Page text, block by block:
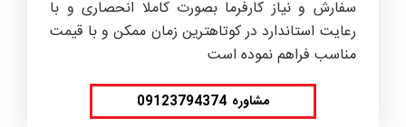
سفارش و نیاز کارفرما بصورت کاملا انحصاری و با
رعایت استاندارد در کوتاهترین زمان ممکن و با قیمت
مناسب فراهم نموده است
مشاوره 09123794374